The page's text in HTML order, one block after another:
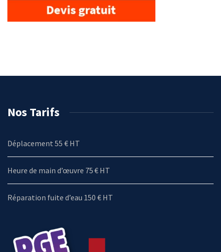
Nos Tarifs
Déplacement 55 € HT
Heure de main d’œuvre 75 € HT
Réparation fuite d’eau 150 € HT